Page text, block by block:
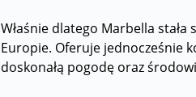
Właśnie dlatego Marbella
Europie. Oferuje jednocześnie
doskonałą pogodę oraz